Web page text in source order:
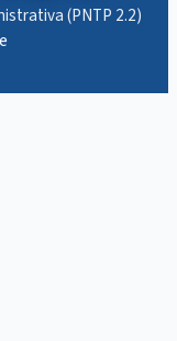
(PNTP 2.2)